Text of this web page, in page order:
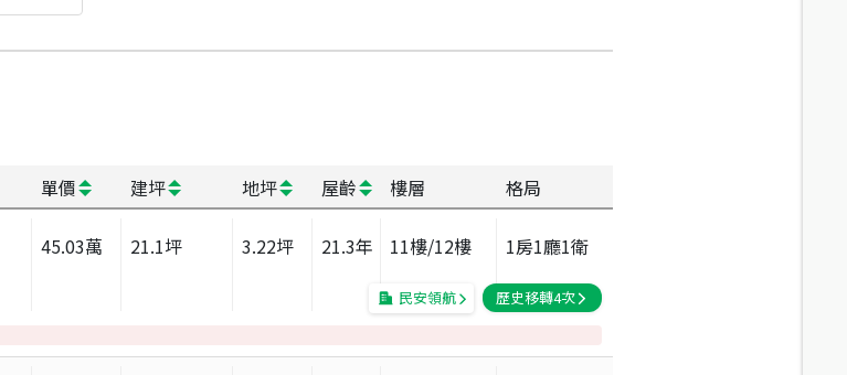
單價 建坪 地坪 屋齡 樓層 格局
45.03萬 21.1坪 3.22坪 21.3年 11樓/12樓 1房1廳1衛
民安領航 歷史移轉4次